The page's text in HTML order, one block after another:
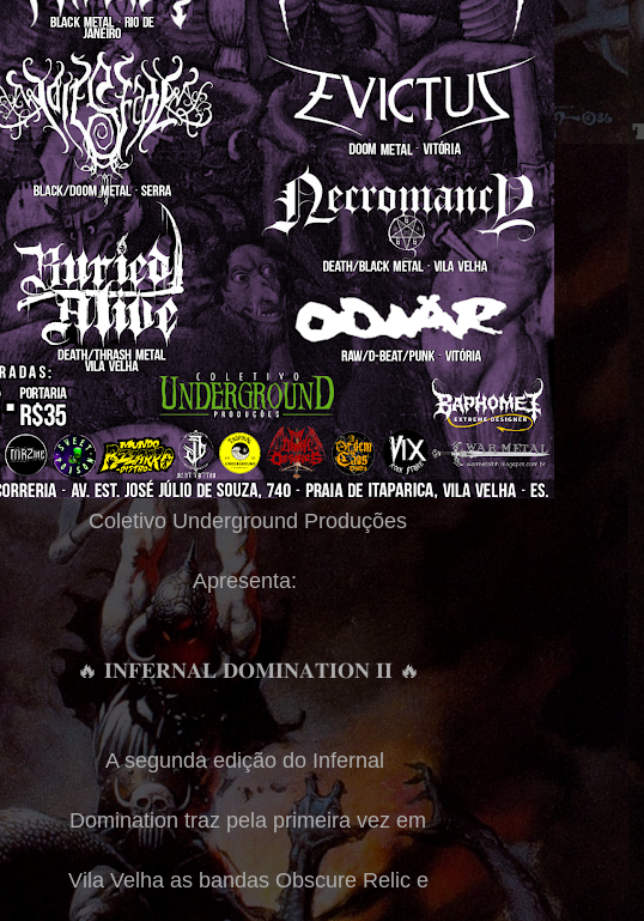
Coletivo Underground Produções
Apresenta:
🔥 𝐈𝐍𝐅𝐄𝐑𝐍𝐀𝐋 𝐃𝐎𝐌𝐈𝐍𝐀𝐓𝐈𝐎𝐍 𝐈𝐈 🔥
A segunda edição do Infernal
Domination traz pela primeira vez em
Vila Velha as bandas Obscure Relic e